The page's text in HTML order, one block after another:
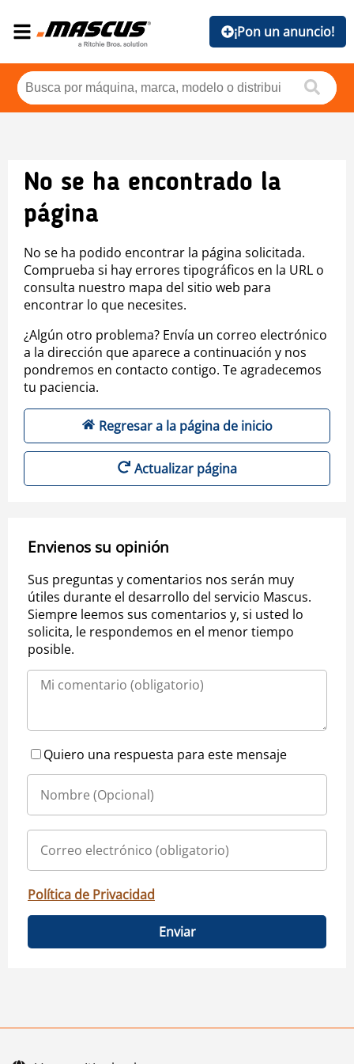
¡Pon un anuncio!
No se ha encontrado la
página
No se ha podido encontrar la página solicitada.
Comprueba si hay errores tipográficos en la URL o
consulta nuestro mapa del sitio web para
encontrar lo que necesites.
¿Algún otro problema? Envía un correo electrónico
a la dirección que aparece a continuación y nos
pondremos en contacto contigo. Te agradecemos
tu paciencia.
Regresar a la página de inicio
Actualizar página
Envienos su opinión
Sus preguntas y comentarios nos serán muy
útiles durante el desarrollo del servicio Mascus.
Siempre leemos sus comentarios y, si usted lo
solicita, le respondemos en el menor tiempo
posible.
Quiero una respuesta para este mensaje
Política de Privacidad
Enviar